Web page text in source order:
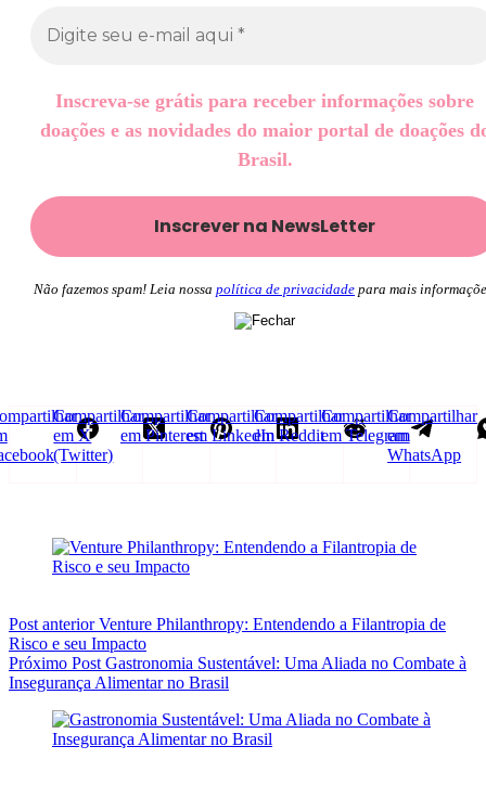
Inscreva-se grátis para receber informações sobre
doações e as novidades do maior portal de doações
Brasil.
Não fazemos spam! Leia nossa política de privacidade para mais
Compartilhar
em X
(Twitter)
Compartilhar
em Pinterest
Compartilhar
em LinkedIn
Compartilhar
em Reddit
Compartilhar
em Telegram
Compartilhar
em
WhatsApp
Post anteriorVenture Philanthropy: Entendendo a Filantropia de
Risco e seu Impacto
Próximo Post Gastronomia Sustentável: Uma Aliada no Combate à
Insegurança Alimentar no Brasil